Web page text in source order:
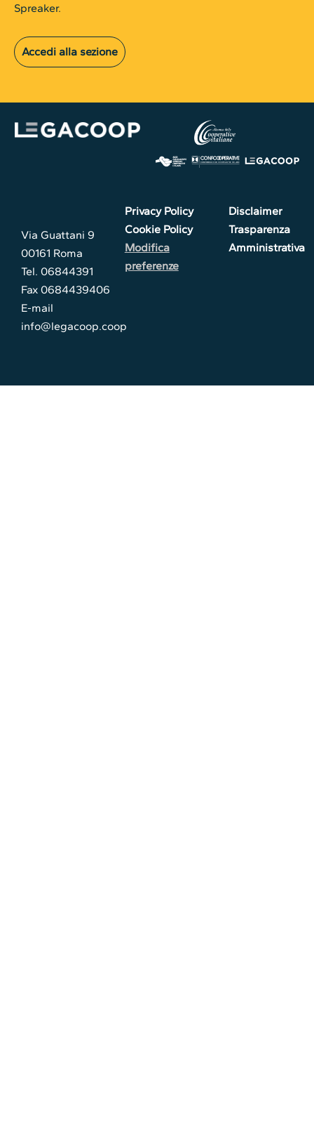
Spreaker.
Accedi alla sezione
Via Guattani 9
00161 Roma
Tel. 06844391
Fax 0684439406
E-mail
info@legacoop.coop
Privacy Policy
Cookie Policy
Modifica
preferenze
Disclaimer
Trasparenza
Amministrativa